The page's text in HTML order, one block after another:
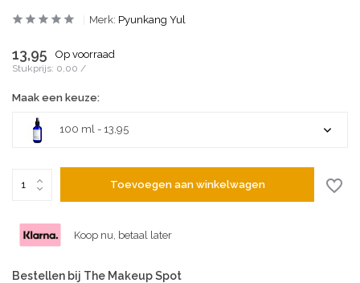
Merk: Pyunkang Yul
13,95 Op voorraad
Stukprijs: 0,00 /
Maak een keuze:
100 ml - 13,95
Toevoegen aan winkelwagen
Koop nu, betaal later
Bestellen bij The Makeup Spot